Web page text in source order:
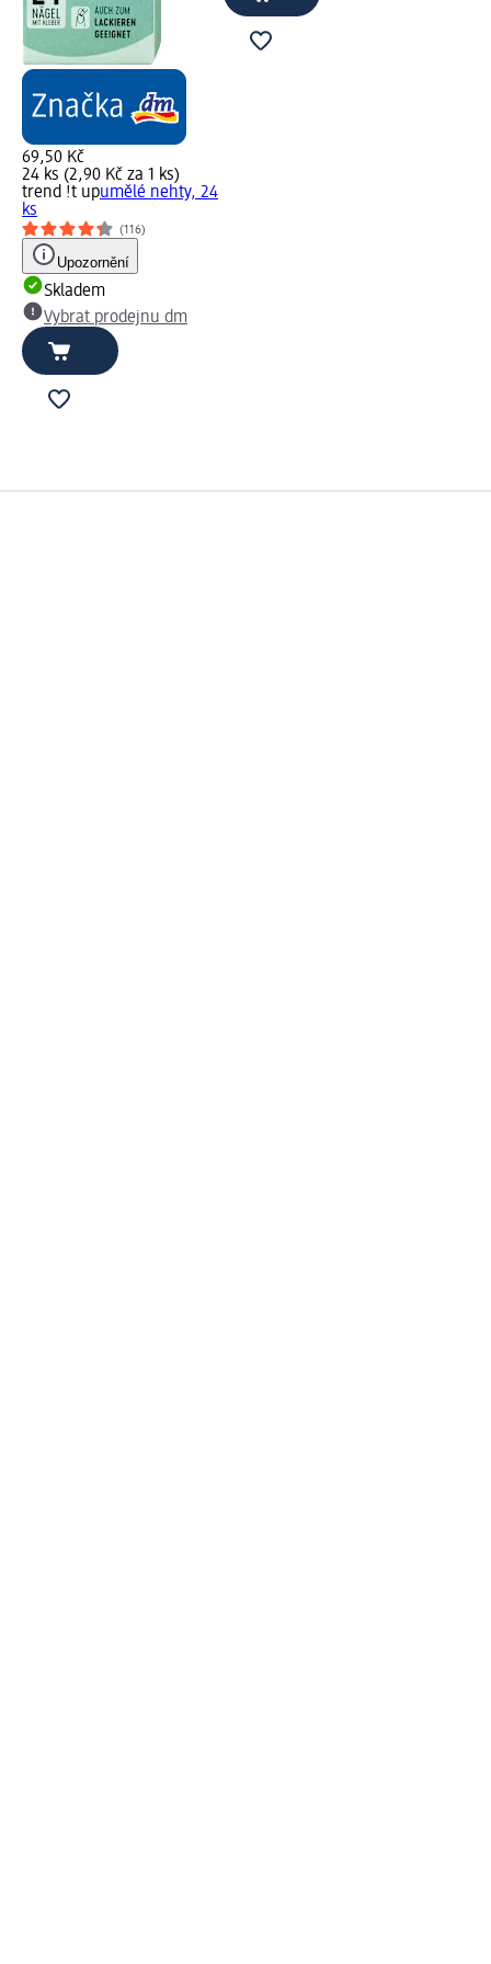
69,50 Kč
24 ks (2,90 Kč za 1 ks)
trend !t upumělé nehty, 24
ks
(116)
Upozornění
Skladem
Vybrat prodejnu dm